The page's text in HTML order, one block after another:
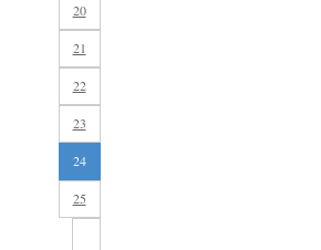
20
21
22
23
24
25